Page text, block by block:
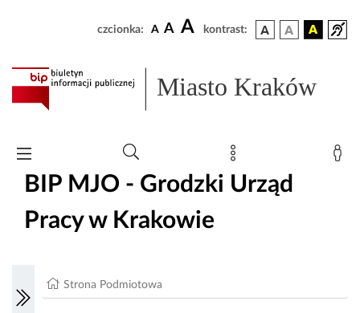
czcionka: A A A kontrast:
Miasto Kraków
BIP MJO - Grodzki Urząd
Pracy w Krakowie
Strona Podmiotowa